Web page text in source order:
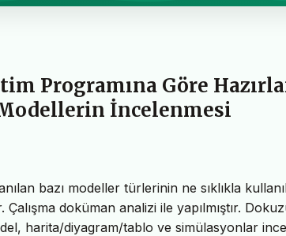
Programına Göre
İncelenmesi
bazı modeller türlerinin ne sıklıkla
doküman analizi ile yapılmıştır.
harita/diyagram/tablo ve simülasyonlar